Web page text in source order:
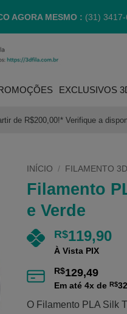
AGORA MESMO : (31)
EXCLUSIVOS
de R$200,00!* Verifique a
INÍCIO / FILAMENTO 3D
Filamento
e Verde
R$119,90
À Vista PIX
R$129,49
Em até 4x de R$
O Filamento PLA Silk